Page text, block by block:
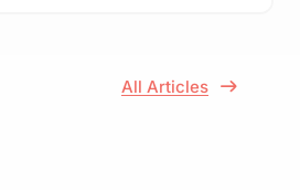
All Articles